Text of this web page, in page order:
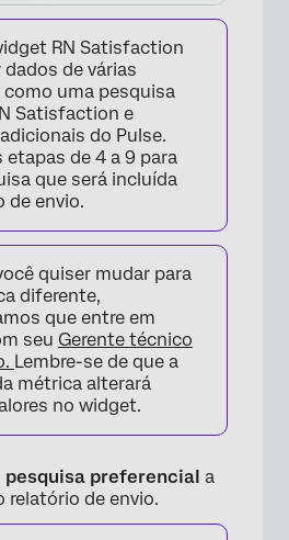
RN Satisfaction
dados de várias
como uma pesquisa
Satisfaction e
do Pulse.
etapas de 4 a 9 para
que será incluída
de envio.
quiser mudar para
diferente,
que entre em
seu Gerente técnico
Lembre-se de que a
métrica alterará
no widget.
pesquisa preferencial a
relatório de envio.